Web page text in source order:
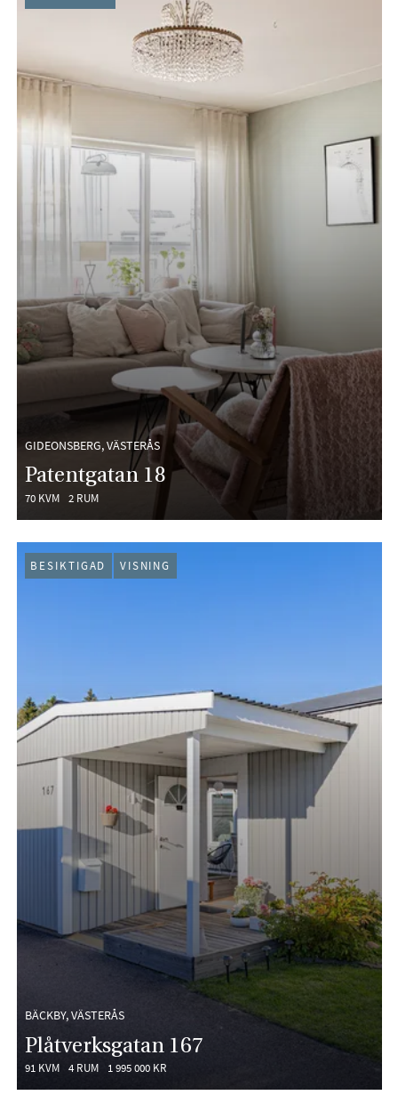
GIDEONSBERG, VÄSTERÅS
Patentgatan 18
70 KVM 2 RUM
BÄCKBY, VÄSTERÅS
Plåtverksgatan 167
91 KVM 4 RUM 1 995 000 KR
BESIKTIGAD VISNING